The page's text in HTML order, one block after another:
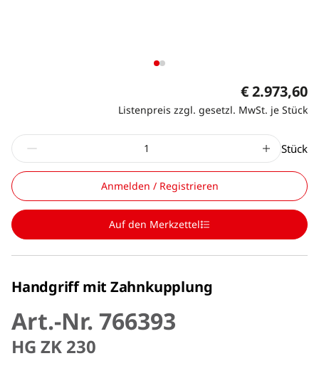
€ 2.973,60
Listenpreis zzgl. gesetzl. MwSt. je Stück
Stück
Anmelden / Registrieren
Auf den Merkzettel
Handgriff mit Zahnkupplung
Art.-Nr. 766393
HG ZK 230